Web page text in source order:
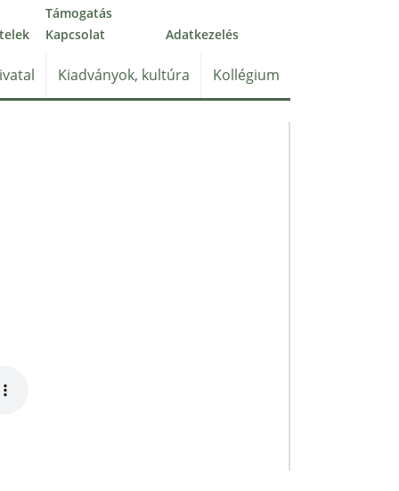
Támogatás
Kapcsolat Adatkezelés
Kiadványok, kultúra Kollégium